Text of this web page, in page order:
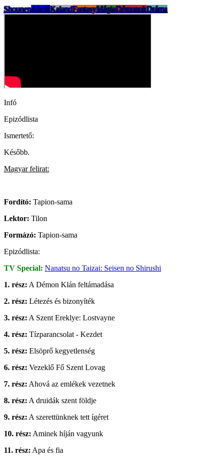
ShounenAkcióKalandFantasyMágiaDémonokDráma
Infó
Epizódlista
Ismertető:
Később.
Magyar felirat:
Fordító: Tapion-sama
Lektor: Tilon
Formázó: Tapion-sama
Epizódlista:
TV Special: Nanatsu no Taizai: Seisen no Shirushi
1. rész: A Démon Klán feltámadása
2. rész: Létezés és bizonyíték
3. rész: A Szent Ereklye: Lostvayne
4. rész: Tízparancsolat - Kezdet
5. rész: Elsöprő kegyetlenség
6. rész: Vezeklő Fő Szent Lovag
7. rész: Ahová az emlékek vezetnek
8. rész: A druidák szent földje
9. rész: A szerettünknek tett ígéret
10. rész: Aminek híján vagyunk
11. rész: Apa és fia